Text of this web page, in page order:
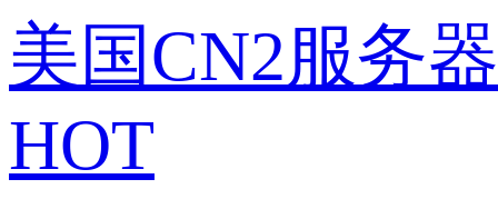
美国CN2服务器
HOT